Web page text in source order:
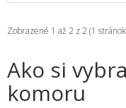
Zobrazené 1 až 2 z 2 (1
Ako si
komoru